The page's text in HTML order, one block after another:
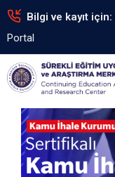
Bilgi ve kayıt
Portal
Anasayfa
Kurumsal
Eğitimler
Arşiv